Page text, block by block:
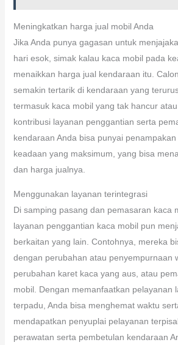
Meningkatkan harga jual mobil Anda
Jika Anda punya gagasan untuk
hari esok, simak kalau kaca mobil pada
menaikkan harga jual kendaraan itu.
semakin tertarik di kendaraan yang
termasuk kaca mobil yang tak hancur
kontribusi layanan penggantian serta
kendaraan Anda bisa punyai
keadaan yang maksimum, yang bisa
dan harga jualnya.
Menggunakan layanan terintegrasi
Di samping pasang dan pemasaran kaca
layanan penggantian kaca mobil pun
berkaitan yang lain. Contohnya, mereka
dengan perubahan atau penyempurnaan
perubahan karet kaca yang aus, atau
mobil. Dengan memanfaatkan pelayanan
terpadu, Anda bisa menghemat waktu
mendapatkan penyuplai pelayanan
perawatan serta pembetulan kendaraan